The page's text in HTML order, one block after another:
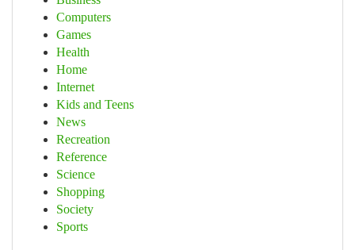
Computers
Games
Health
Home
Internet
Kids and Teens
News
Recreation
Reference
Science
Shopping
Society
Sports